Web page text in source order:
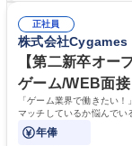
管理 ・福利厚生関連
業務全般 募集職種 【東京／文京区】公益財団法人の総務人事業務／年間
休日125日
正社員
株式会社Cygames
【第二新卒オー
ゲーム/WEB面
「ゲーム業界で働きたい
マッチしているか悩んでい
年俸